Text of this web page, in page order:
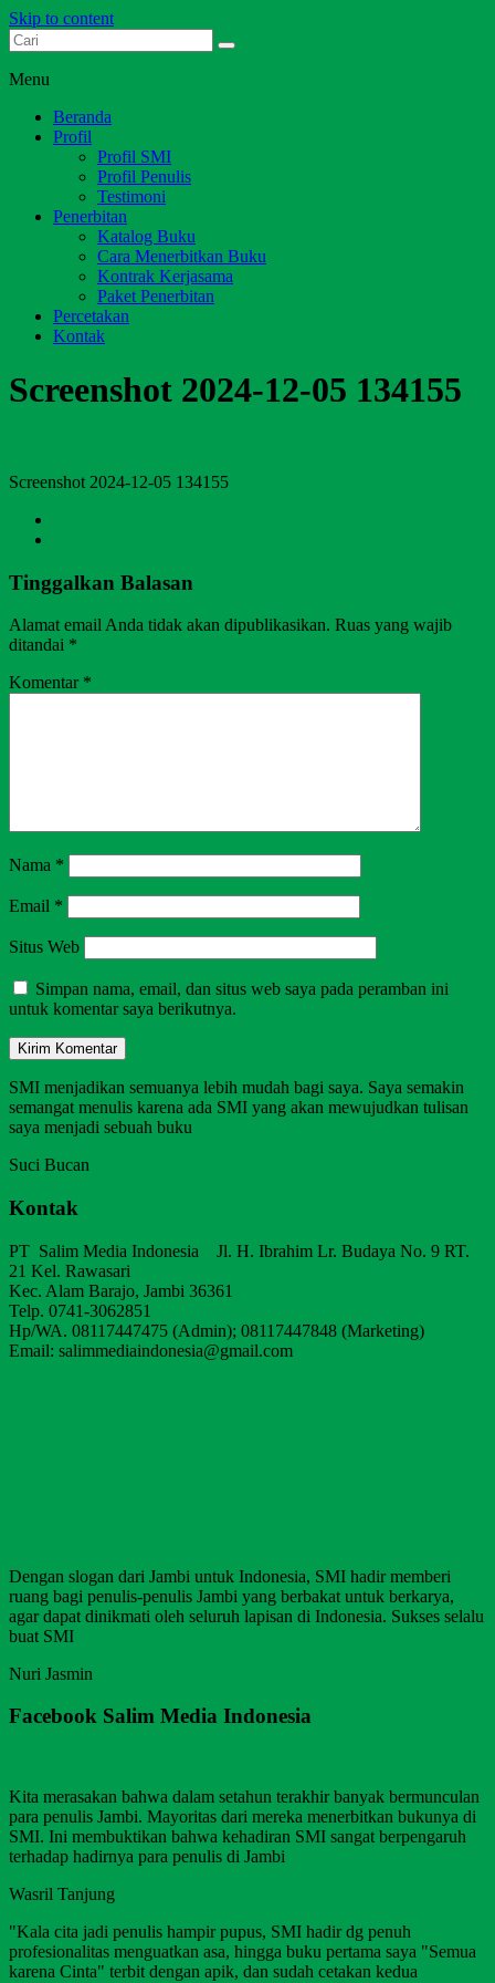
Skip to content
Dari Jambi untuk Indonesia
Menu
Beranda
Profil
Profil SMI
Profil Penulis
Testimoni
Penerbitan
Katalog Buku
Cara Menerbitkan Buku
Kontrak Kerjasama
Paket Penerbitan
Percetakan
Kontak
Screenshot 2024-12-05 134155
Screenshot 2024-12-05 134155
Tinggalkan Balasan
Alamat email Anda tidak akan dipublikasikan. Ruas yang wajib
ditandai *
Komentar *
Nama *
Email *
Situs Web
Simpan nama, email, dan situs web saya pada peramban ini
untuk komentar saya berikutnya.
SMI menjadikan semuanya lebih mudah bagi saya. Saya semakin
semangat menulis karena ada SMI yang akan mewujudkan tulisan
saya menjadi sebuah buku
Suci Bucan
Kontak
PT Salim Media Indonesia Jl. H. Ibrahim Lr. Budaya No. 9 RT.
21 Kel. Rawasari
Kec. Alam Barajo, Jambi 36361
Telp. 0741-3062851
Hp/WA. 08117447475 (Admin); 08117447848 (Marketing)
Email: salimmediaindonesia@gmail.com
Dengan slogan dari Jambi untuk Indonesia, SMI hadir memberi
ruang bagi penulis-penulis Jambi yang berbakat untuk berkarya,
agar dapat dinikmati oleh seluruh lapisan di Indonesia. Sukses selalu
buat SMI
Nuri Jasmin
Facebook Salim Media Indonesia
Kita merasakan bahwa dalam setahun terakhir banyak bermunculan
para penulis Jambi. Mayoritas dari mereka menerbitkan bukunya di
SMI. Ini membuktikan bahwa kehadiran SMI sangat berpengaruh
terhadap hadirnya para penulis di Jambi
Wasril Tanjung
"Kala cita jadi penulis hampir pupus, SMI hadir dg penuh
profesionalitas menguatkan asa, hingga buku pertama saya "Semua
karena Cinta" terbit dengan apik, dan sudah cetakan kedua